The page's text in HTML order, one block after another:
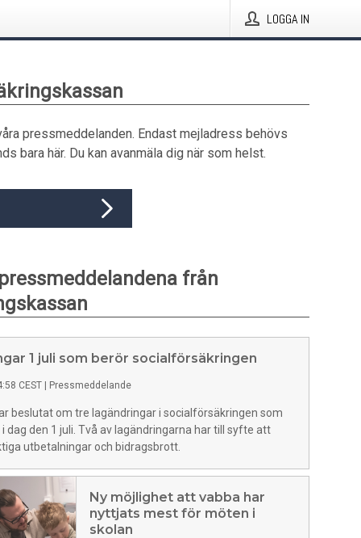
LOGGA IN
pressmeddelanden. Endast mejladress behövs
bara här. Du kan avanmäla dig när som helst.
från
1 juli som berör socialförsäkringen
CEST Pressmeddelande
beslutat om tre lagändringar i socialförsäkringen som
dag den 1 juli. Två av lagändringarna har till syfte att
utbetalningar och bidragsbrott.
Ny möjlighet att vabba har
nyttjats mest för möten i
skolan